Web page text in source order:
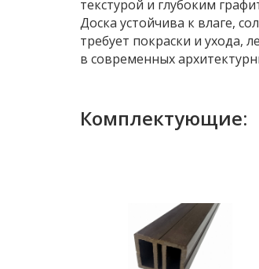
текстурой и глубоким
Доска устойчива к влаге,
требует покраски и ухода,
в современных
Комплектующие: